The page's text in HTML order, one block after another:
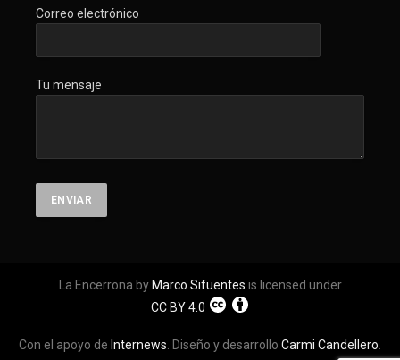
Correo electrónico
Tu mensaje
La Encerrona by Marco Sifuentes is licensed under
CC BY 4.0
Con el apoyo de Internews. Diseño y desarrollo Carmi Candellero.